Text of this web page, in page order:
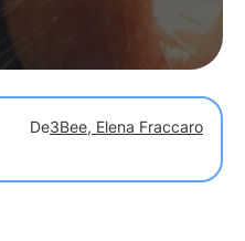
De3Bee, Elena Fraccaro